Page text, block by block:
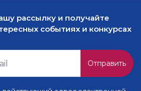
рассылку и получайте
событиях и конкурсах
Отправить